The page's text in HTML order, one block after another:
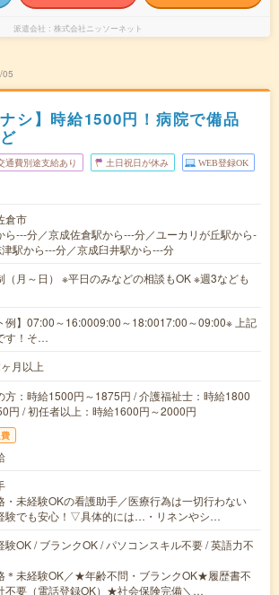
派遣会社 株式会社ニッソーネット
05
ナシ】時給1500円！病院で備品
通費別途支給あり 土日祝日が休み WEB登録OK
倉市
ら---分／京成佐倉駅から---分／ユーカリが丘駅から-
駅から---分／京成臼井駅から---分
（月～日） ※平日のみなどの相談もOK ※週3なども
例】07:00～16:0009:00～18:0017:00～09:00※ 上記
す！そ…
月以上
方：時給1500円～1875円 / 介護福祉士：時給1800
円 / 初任者以上：時給1600円～2000円
・未経験OKの看護助手／医療行為は一切行わない
験でも安心！▽具体的には…・リネンやシ…
験OK / ブランクOK / パソコンスキル不要 / 英語力不
＊未経験OK／★年齢不問・ブランクOK★履歴書不
不要（電話登録OK）★社会保険完備＼…